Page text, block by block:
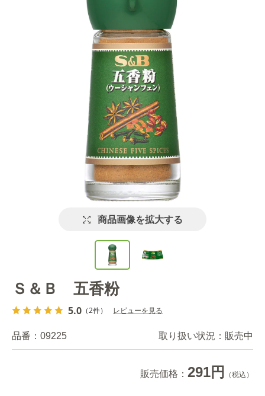
商品画像を拡大する
Ｓ＆Ｂ 五香粉
5.0 （2件） レビューを見る
品番： 09225 取り扱い状況： 販売中
販売価格： 291円 （税込）